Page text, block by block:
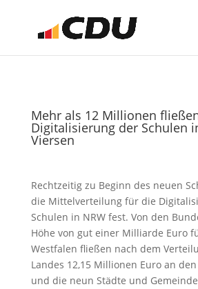
Mehr als 12 Millionen
Digitalisierung der Schulen
Viersen
Rechtzeitig zu Beginn des neuen
die Mittelverteilung für die
Schulen in NRW fest. Von den
Höhe von gut einer Milliarde Euro
Westfalen fließen nach dem
Landes 12,15 Millionen Euro an
und die neun Städte und